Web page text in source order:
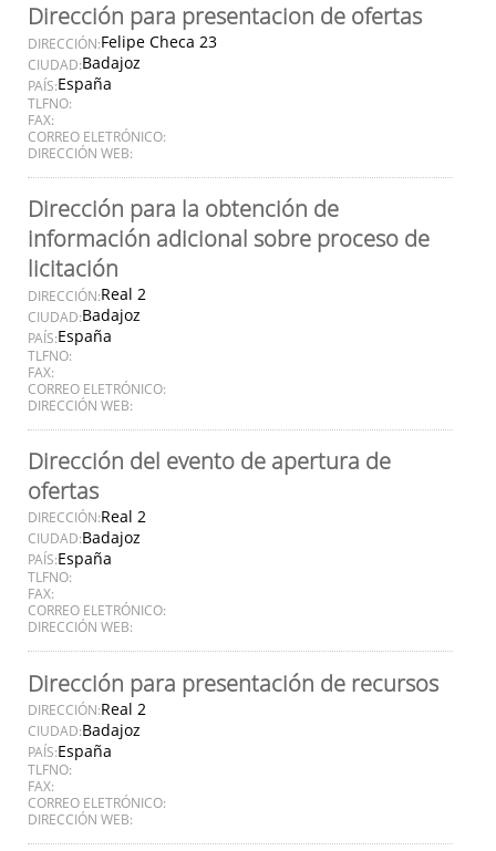
Dirección para presentacion de ofertas
DIRECCIÓN:Felipe Checa 23
CIUDAD:Badajoz
PAÍS:España
TLFNO:
FAX:
CORREO ELETRÓNICO:
DIRECCIÓN WEB:
Dirección para la obtención de
información adicional sobre proceso de
licitación
DIRECCIÓN:Real 2
CIUDAD:Badajoz
PAÍS:España
TLFNO:
FAX:
CORREO ELETRÓNICO:
DIRECCIÓN WEB:
Dirección del evento de apertura de
ofertas
DIRECCIÓN:Real 2
CIUDAD:Badajoz
PAÍS:España
TLFNO:
FAX:
CORREO ELETRÓNICO:
DIRECCIÓN WEB:
Dirección para presentación de recursos
DIRECCIÓN:Real 2
CIUDAD:Badajoz
PAÍS:España
TLFNO:
FAX:
CORREO ELETRÓNICO:
DIRECCIÓN WEB: